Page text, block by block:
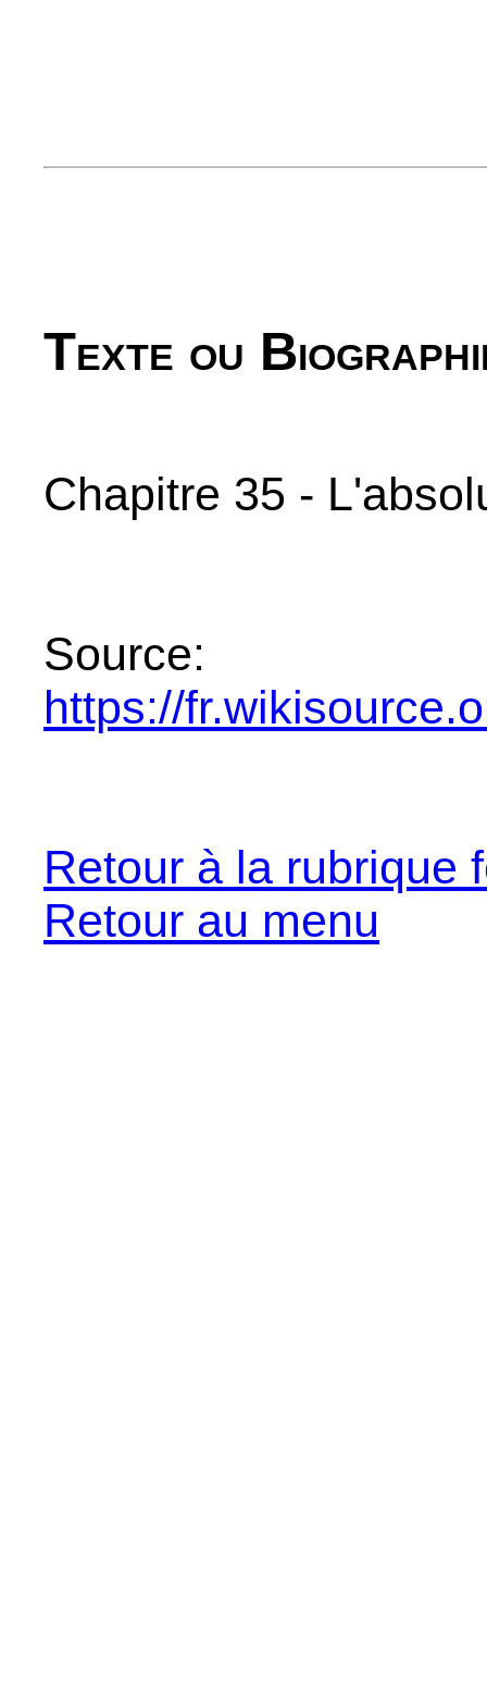
Texte ou
Chapitre 35 -
Source:
https://
Retour à la rubrique
Retour au menu